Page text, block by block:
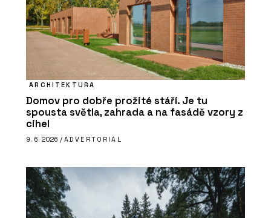
ARCHITEKTURA
Domov pro dobře prožité stáří. Je tu
spousta světla, zahrada a na fasádě vzory z
cihel
9. 6. 2026 / ADVERTORIAL